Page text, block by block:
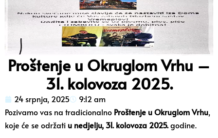
Proštenje u Okruglom Vrhu –
31. kolovoza 2025.
24 srpnja, 2025
9:12 am
Pozivamo vas na tradicionalno Proštenje u Okruglom Vrhu,
koje će se održati u nedjelju, 31. kolovoza 2025.godine.